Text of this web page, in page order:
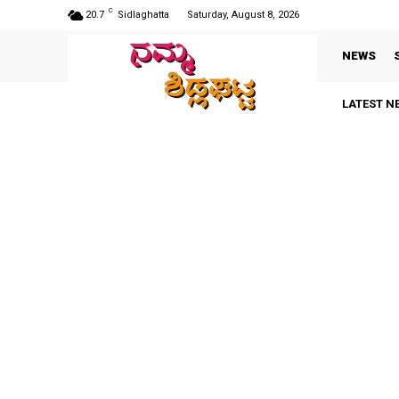
20.7 C Sidlaghatta Saturday, August 8, 2026
NEWS
LATEST